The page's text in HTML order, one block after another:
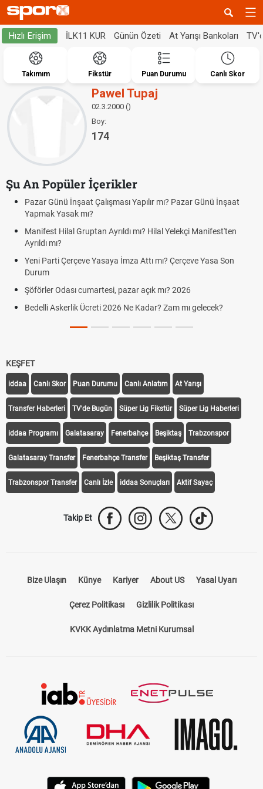
Hızlı Erişim İLK11 KUR Günün Özeti At Yarışı Bankoları
Takımım Fikstür Puan Durumu Canlı Skor
Pawel Tupaj
02.3.2000 ()
Boy:
174
Şu An Popüler İçerikler
Pazar Günü İnşaat Çalışması Yapılır mı? Pazar Günü İnşaat
Yapmak Yasak mı?
Manifest Hilal Gruptan Ayrıldı mı? Hilal Yelekçi Manifest'ten
Ayrıldı mı?
Yeni Parti Çerçeve Yasaya İmza Attı mı? Çerçeve Yasa Son
Durum
Şöförler Odası cumartesi, pazar açık mı? 2026
Bedelli Askerlik Ücreti 2026 Ne Kadar? Zam mı gelecek?
KEŞFET
iddaa Canlı Skor Puan Durumu Canlı Anlatım At Yarışı
Transfer Haberleri TV'de Bugün Süper Lig Fikstür Süper Lig Haberleri
iddaa Programı Galatasaray Fenerbahçe Beşiktaş Trabzonspor
Galatasaray Transfer Fenerbahçe Transfer Beşiktaş Transfer
Trabzonspor Transfer Canlı İzle iddaa Sonuçları Aktif Sayaç
Takip Et
Bize Ulaşın Künye Kariyer About US Yasal Uyarı
Çerez Politikası Gizlilik Politikası
KVKK Aydınlatma Metni Kurumsal